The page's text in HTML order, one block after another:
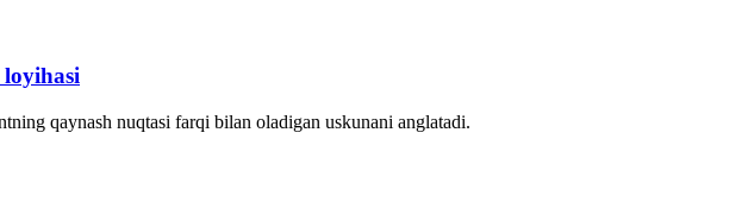
qaynash nuqtasi farqi bilan oladigan uskunani anglatadi.